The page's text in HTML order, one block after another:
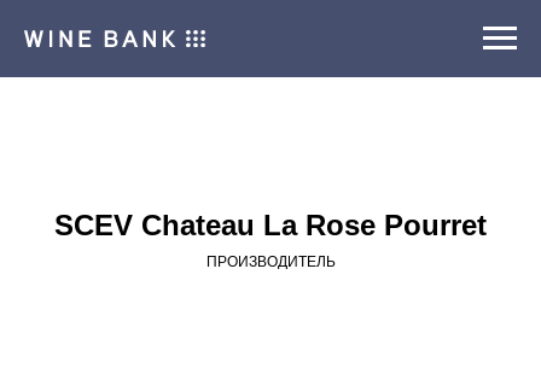
SCEV Chateau La Rose Pourret
ПРОИЗВОДИТЕЛЬ